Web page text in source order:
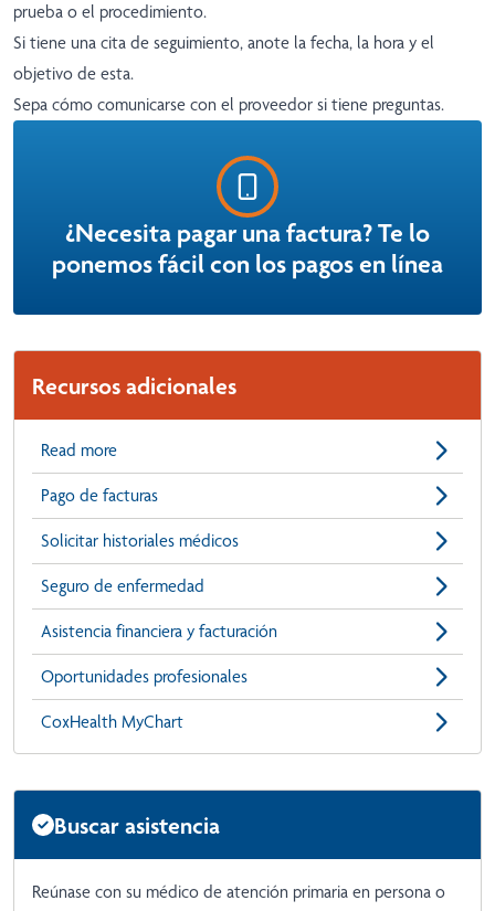
prueba o el procedimiento.
Si tiene una cita de seguimiento, anote la fecha, la hora y el
objetivo de esta.
Sepa cómo comunicarse con el proveedor si tiene preguntas.
¿Necesita pagar una factura? Te lo
ponemos fácil con los pagos en línea
Recursos adicionales
Read more
Pago de facturas
Solicitar historiales médicos
Seguro de enfermedad
Asistencia financiera y facturación
Oportunidades profesionales
CoxHealth MyChart
Buscar asistencia
Reúnase con su médico de atención primaria en persona o